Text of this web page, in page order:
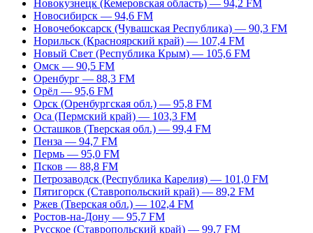
Новокузнецк (Кемеровская область) — 94,2 FM
Новосибирск — 94,6 FM
Новочебоксарск (Чувашская Республика) — 90,3 FM
Норильск (Красноярский край) — 107,4 FM
Новый Свет (Республика Крым) — 105,6 FM
Омск — 90,5 FM
Оренбург — 88,3 FM
Орёл — 95,6 FM
Орск (Оренбургская обл.) — 95,8 FM
Оса (Пермский край) — 103,3 FM
Осташков (Тверская обл.) — 99,4 FM
Пенза — 94,7 FM
Пермь — 95,0 FM
Псков — 88,8 FM
Петрозаводск (Республика Карелия) — 101,0 FM
Пятигорск (Ставропольский край) — 89,2 FM
Ржев (Тверская обл.) — 102,4 FM
Ростов-на-Дону — 95,7 FM
Русское (Ставропольский край) — 99,7 FM